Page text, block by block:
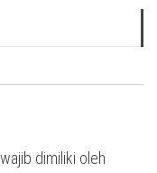
dimiliki oleh